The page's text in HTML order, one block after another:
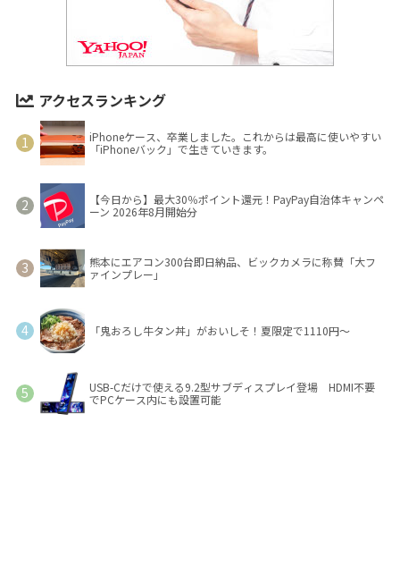
アクセスランキング
iPhoneケース、卒業しました。これからは最高に使いやすい
「iPhoneバック」で生きていきます。
【今日から】最大30％ポイント還元！PayPay自治体キャンペ
ーン 2026年8月開始分
熊本にエアコン300台即日納品、ビックカメラに称賛「大フ
ァインプレー」
「鬼おろし牛タン丼」がおいしそ！夏限定で1110円～
USB-Cだけで使える9.2型サブディスプレイ登場 HDMI不要
でPCケース内にも設置可能